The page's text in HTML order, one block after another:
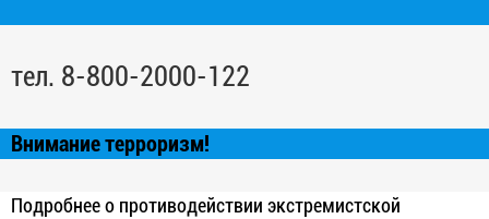
тел. 8-800-2000-122
Внимание терроризм!
Подробнее о противодействии экстремистской